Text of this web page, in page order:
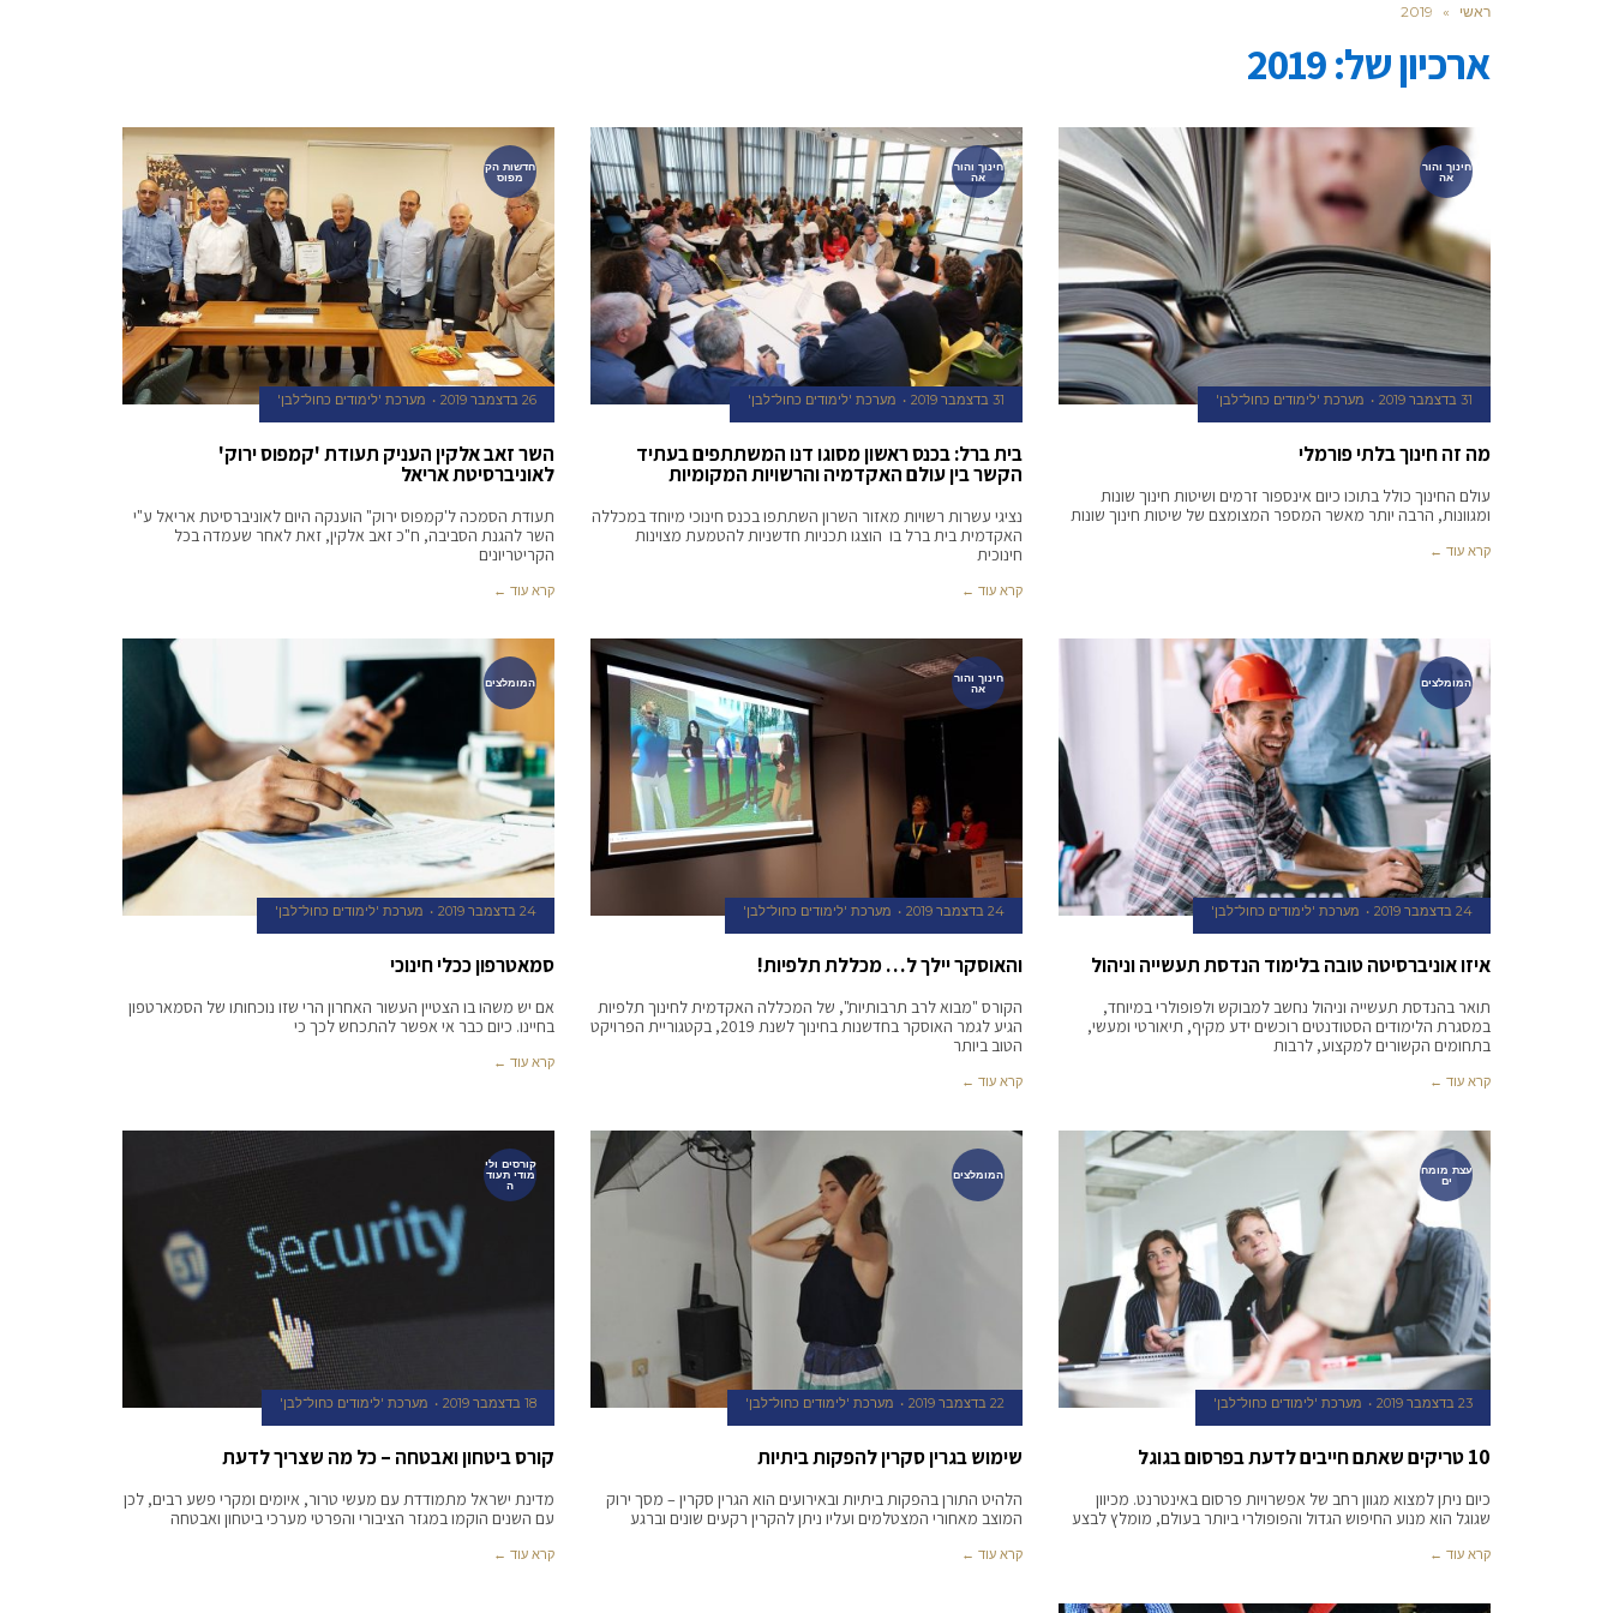
ראשי »
2019
ארכיון של:2019
חינוך והור
אה
31 בדצמבר 2019 מערכת 'לימודים כחול־לבן'
מה זה חינוך בלתי פורמלי
עולם החינוך כולל בתוכו כיום אינספור זרמים ושיטות חינוך שונות
ומגוונות, הרבה יותר מאשר המספר המצומצם של שיטות חינוך שונות
קרא עוד ←
חינוך והור
אה
31 בדצמבר 2019 מערכת 'לימודים כחול־לבן'
בית ברל: בכנס ראשון מסוגו דנו המשתתפים בעתיד
הקשר בין עולם האקדמיה והרשויות המקומיות
נציגי עשרות רשויות מאזור השרון השתתפו בכנס חינוכי מיוחד במכללה
האקדמית בית ברל בו הוצגו תכניות חדשניות להטמעת מצוינות
חינוכית
קרא עוד ←
חדשות הק
מפוס
26 בדצמבר 2019 מערכת 'לימודים כחול־לבן'
השר זאב אלקין העניק תעודת 'קמפוס ירוק'
לאוניברסיטת אריאל
תעודת הסמכה ל'קמפוס ירוק" הוענקה היום לאוניברסיטת אריאל ע"י
השר להגנת הסביבה, ח"כ זאב אלקין, זאת לאחר שעמדה בכל
הקריטריונים
קרא עוד ←
המומלצים
24 בדצמבר 2019 מערכת 'לימודים כחול־לבן'
איזו אוניברסיטה טובה בלימוד הנדסת תעשייה וניהול
תואר בהנדסת תעשייה וניהול נחשב למבוקש ולפופולרי במיוחד,
במסגרת הלימודים הסטודנטים רוכשים ידע מקיף, תיאורטי ומעשי,
בתחומים הקשורים למקצוע, לרבות
קרא עוד ←
חינוך והור
אה
24 בדצמבר 2019 מערכת 'לימודים כחול־לבן'
והאוסקר יילך ל… מכללת תלפיות!
הקורס "מבוא לרב תרבותיות", של המכללה האקדמית לחינוך תלפיות
הגיע לגמר האוסקר בחדשנות בחינוך לשנת 2019, בקטגוריית הפרויקט
הטוב ביותר
קרא עוד ←
המומלצים
24 בדצמבר 2019 מערכת 'לימודים כחול־לבן'
סמאטרפון ככלי חינוכי
אם יש משהו בו הצטיין העשור האחרון הרי שזו נוכחותו של הסמארטפון
בחיינו. כיום כבר אי אפשר להתכחש לכך כי
קרא עוד ←
עצת מומח
ים
23 בדצמבר 2019 מערכת 'לימודים כחול־לבן'
10 טריקים שאתם חייבים לדעת בפרסום בגוגל
כיום ניתן למצוא מגוון רחב של אפשרויות פרסום באינטרנט. מכיוון
שגוגל הוא מנוע החיפוש הגדול והפופולרי ביותר בעולם, מומלץ לבצע
קרא עוד ←
המומלצים
22 בדצמבר 2019 מערכת 'לימודים כחול־לבן'
שימוש בגרין סקרין להפקות ביתיות
הלהיט התורן בהפקות ביתיות ובאירועים הוא הגרין סקרין – מסך ירוק
המוצב מאחורי המצטלמים ועליו ניתן להקרין רקעים שונים וברגע
קרא עוד ←
קורסים ולי
מודי תעוד
ה
18 בדצמבר 2019 מערכת 'לימודים כחול־לבן'
קורס ביטחון ואבטחה – כל מה שצריך לדעת
מדינת ישראל מתמודדת עם מעשי טרור, איומים ומקרי פשע רבים, לכן
עם השנים הוקמו במגזר הציבורי והפרטי מערכי ביטחון ואבטחה
קרא עוד ←